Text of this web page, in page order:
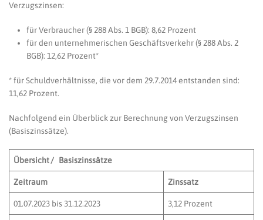
Verzugszinsen:
für Verbraucher (§ 288 Abs. 1 BGB): 8,62 Prozent
für den unternehmerischen Geschäftsverkehr (§ 288 Abs. 2
BGB): 12,62 Prozent*
* für Schuldverhältnisse, die vor dem 29.7.2014 entstanden sind:
11,62 Prozent.
Nachfolgend ein Überblick zur Berechnung von Verzugszinsen
(Basiszinssätze).
Übersicht / Basiszinssätze
Zeitraum Zinssatz
01.07.2023 bis 31.12.2023 3,12 Prozent